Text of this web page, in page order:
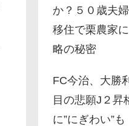
か？５０歳夫
移住で栗農家
略の秘密
FC今治、大勝
目の悲願J２昇
に”にぎわい”も